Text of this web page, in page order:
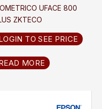
UFACE 800
ZKTECO
TO SEE PRICE
MORE